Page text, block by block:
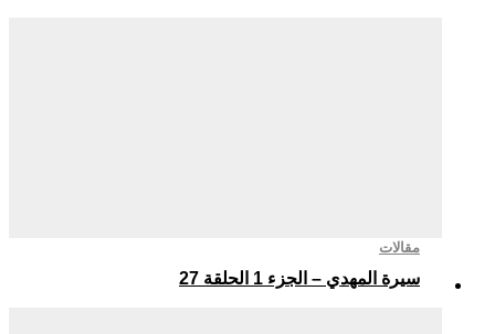
سيرة المهدي – الجزء 1 الحلقة 27